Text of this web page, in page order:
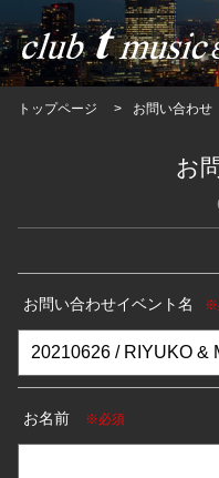
トップページ お問い合わせ
お
お問い合わせイベント名 ※
お名前 ※必須